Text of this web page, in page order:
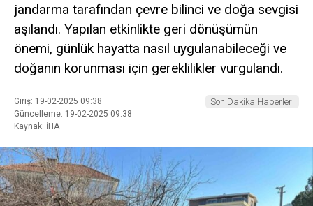
jandarma tarafından çevre bilinci ve doğa sevgisi
aşılandı. Yapılan etkinlikte geri dönüşümün
önemi, günlük hayatta nasıl uygulanabileceği ve
doğanın korunması için gereklilikler vurgulandı.
Giriş: 19-02-2025 09:38
Güncelleme: 19-02-2025 09:38
Kaynak: İHA
Son Dakika Haberleri